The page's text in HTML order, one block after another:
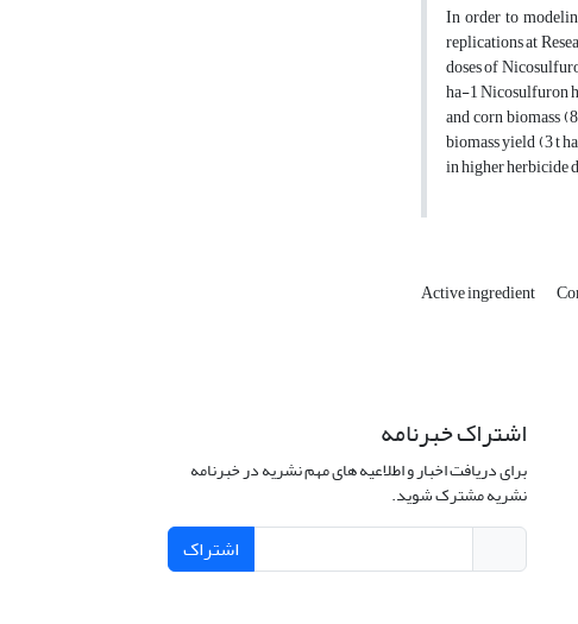
In order to
replications at
doses of
ha-1 Nicosulfuron
and corn biomass
biomass yield (3 t
in higher herbicide
Active ingredient
اشتراک خبرنامه
برای دریافت اخبار و اطلاعیه های مهم نشریه در خبرنامه
نشریه مشترک شوید.
اشتراک